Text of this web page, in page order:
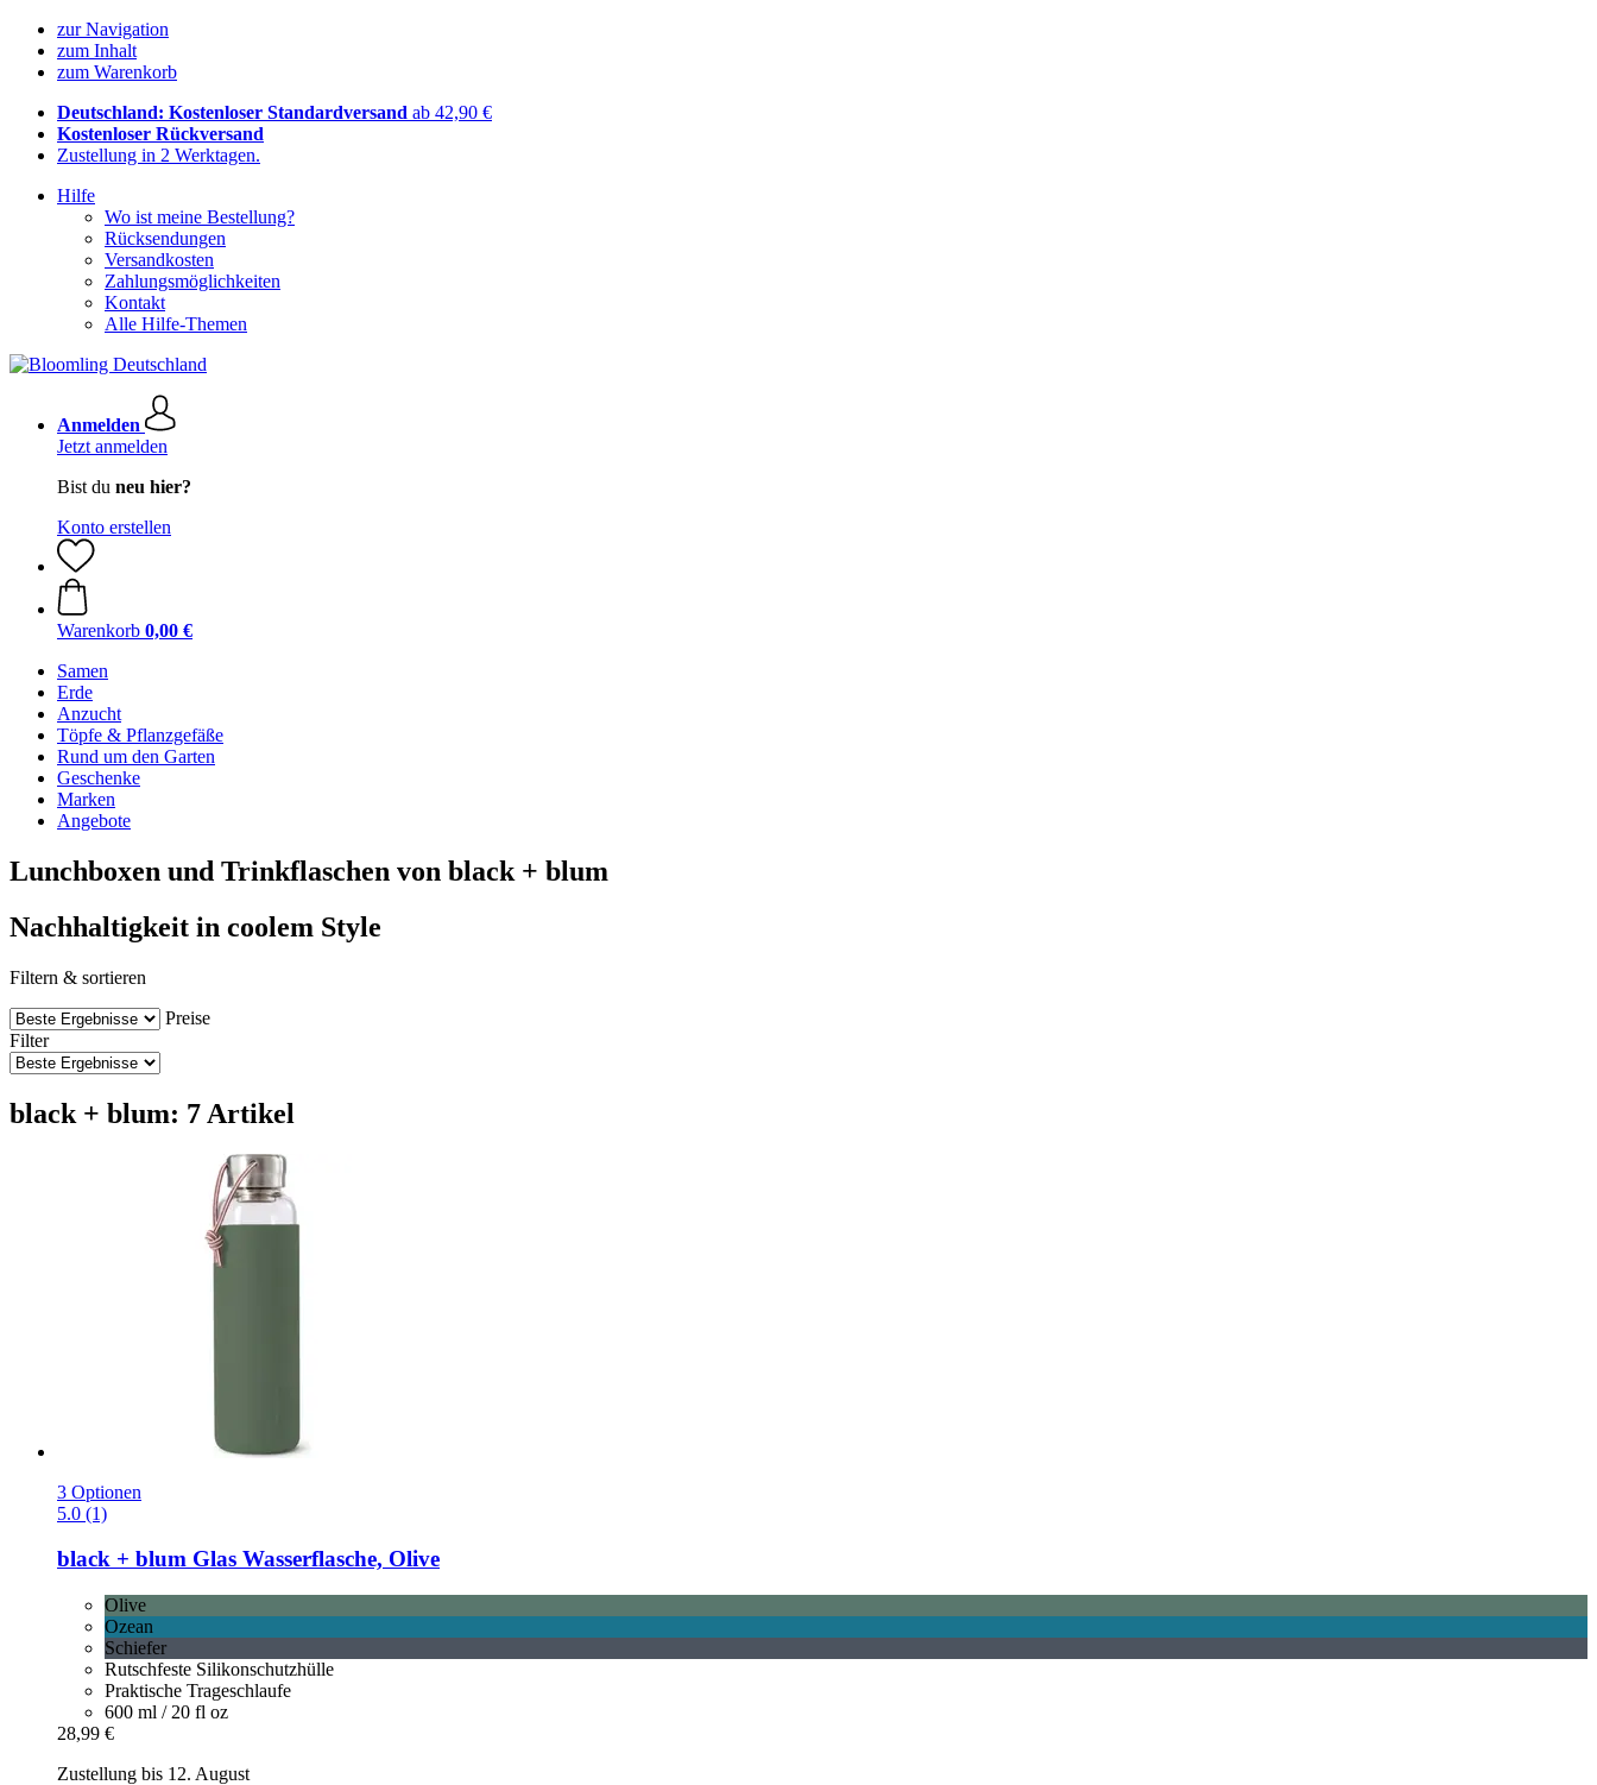
zur Navigation
zum Inhalt
zum Warenkorb
Deutschland: Kostenloser Standardversand ab 42,90 €
Kostenloser Rückversand
Zustellung in 2 Werktagen.
Hilfe
Wo ist meine Bestellung?
Rücksendungen
Versandkosten
Zahlungsmöglichkeiten
Kontakt
Alle Hilfe-Themen
Anmelden
Jetzt anmelden
Bist du neu hier?
Konto erstellen
Warenkorb 0,00 €
Samen
Erde
Anzucht
Töpfe & Pflanzgefäße
Rund um den Garten
Geschenke
Marken
Angebote
Lunchboxen und Trinkflaschen von black + blum
Nachhaltigkeit in coolem Style
Filtern & sortieren
Preise
Filter
black + blum: 7 Artikel
3 Optionen
5.0 (1)
black + blum Glas Wasserflasche, Olive
Olive
Ozean
Schiefer
Rutschfeste Silikonschutzhülle
Praktische Trageschlaufe
600 ml / 20 fl oz
28,99 €
Zustellung bis 12. August